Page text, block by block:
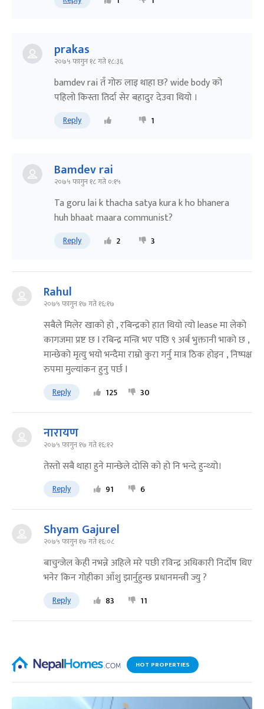
prakas
२०७५ फागुन १८ गते १८:३६
bamdev rai तँ गोरु लाइ थाहा छ? wide body को
पहिलो किस्ता तिर्दा सेर बहादुर देउवा थियो ।
Reply 1
Bamdev rai
२०७५ फागुन १८ गते ०:१५
Ta goru lai k thacha satya kura k ho bhanera
huh bhaat maara communist?
Reply 2 3
Rahul
२०७५ फागुन १७ गते १६:१७
सबैले मिलेर खाको हो , रबिन्द्रको हात थियो त्यो lease मा लेको
कागजमा प्रष्ट छ I रबिन्द्र मन्त्रि भए पछि ९ अर्ब भुक्तानी भाको छ ,
मान्छेको मृत्यु भयो भन्दैमा राम्रो कुरा गर्नु मात्र ठिक होइन , निष्पक्ष
रुपमा मुल्यांकन हुनु पर्छ I
Reply 125 30
नारायण
२०७५ फागुन १७ गते १६:१२
तेस्तो सबै थाहा हुने मान्छेले दोसि को हो नि भन्दे हुन्थ्यो।
Reply 91 6
Shyam Gajurel
२०७५ फागुन १७ गते १६:०८
बाचुन्जेल केही नभन्ने अहिले मरे पछी रविन्द्र अधिकारी निर्दोष थिए
भनेर किन गोहीका आँशु झार्नुहुन्छ प्रधानमन्त्री ज्यु ?
Reply 83 11
HOT PROPERTIES